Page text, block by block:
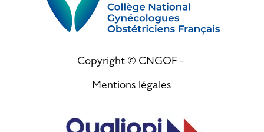
Copyright © CNGOF -
Mentions légales